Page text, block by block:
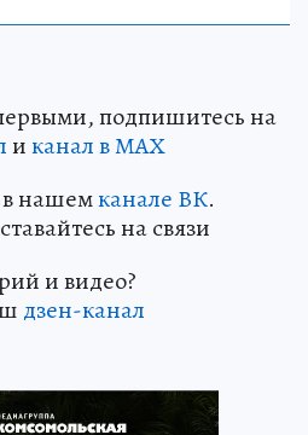
подпишитесь на
иканал в МАХ
в нашемканале ВК.
на связи
и видео?
дзен-канал